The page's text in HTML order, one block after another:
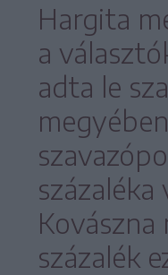
Hargita
a
adta le
Kovászna
százalék